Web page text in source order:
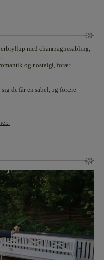
med champagnesabling,
og nostalgi, forær
de får en sabel, og forære